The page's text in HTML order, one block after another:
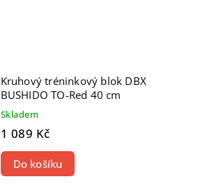
Kruhový tréninkový blok DBX
BUSHIDO TO-Red 40 cm
Skladem
1 089 Kč
Do košíku